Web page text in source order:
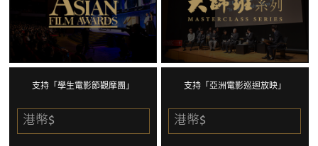
支持「學生電影節觀摩團」
港幣$
支持「亞洲電影巡迴放映」
港幣$